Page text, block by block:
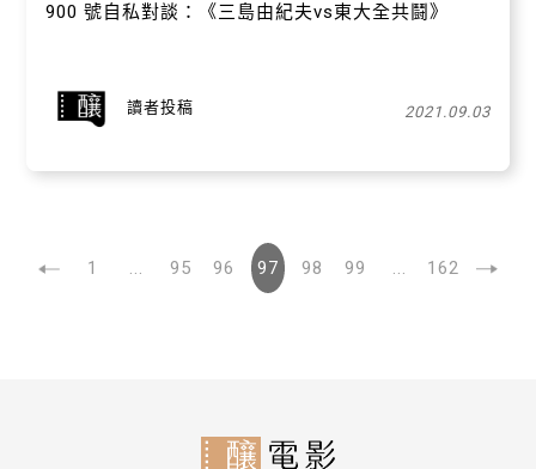
900 號自私對談：《三島由紀夫vs東大全共鬪》
讀者投稿 2021.09.03
1 ... 95 96 97 98 99 ... 162